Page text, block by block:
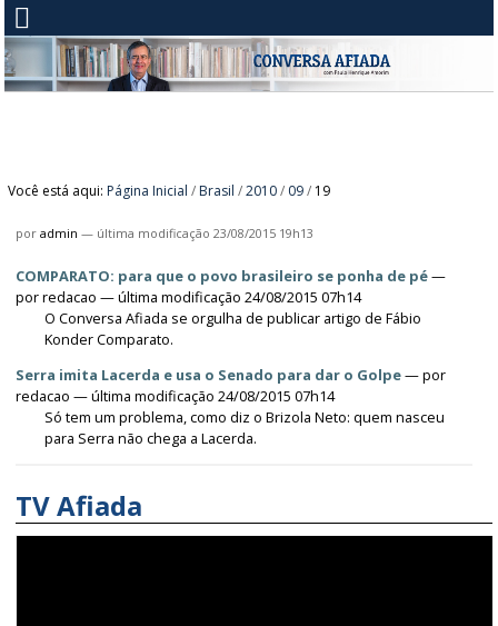
Você está aqui: Página Inicial / Brasil /2010 / 09 / 19
poradmin — última modificação 23/08/2015 19h13
COMPARATO: para que o povo brasileiro se ponha de pé—
porredacao — última modificação 24/08/2015 07h14
O Conversa Afiada se orgulha de publicar artigo de Fábio
Konder Comparato.
Serra imita Lacerda e usa o Senado para dar o Golpe—por
redacao — última modificação 24/08/2015 07h14
Só tem um problema, como diz o Brizola Neto: quem nasceu
para Serra não chega a Lacerda.
TV Afiada